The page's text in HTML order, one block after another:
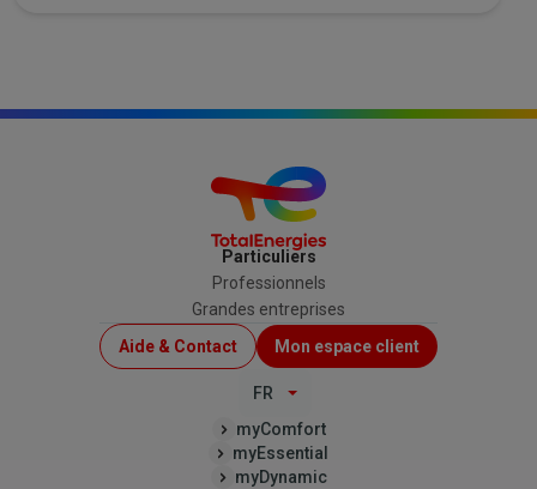
Particuliers
Professionnels
Grandes entreprises
Menu
Top
Aide & Contact Mon espace client
FR
myComfort
myEssential
myDynamic